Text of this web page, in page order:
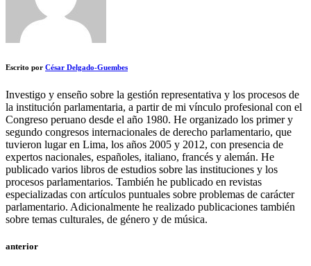
Escrito por César Delgado-Guembes
Investigo y enseño sobre la gestión representativa y los procesos de
la institución parlamentaria, a partir de mi vínculo profesional con el
Congreso peruano desde el año 1980. He organizado los primer y
segundo congresos internacionales de derecho parlamentario, que
tuvieron lugar en Lima, los años 2005 y 2012, con presencia de
expertos nacionales, españoles, italiano, francés y alemán. He
publicado varios libros de estudios sobre las instituciones y los
procesos parlamentarios. También he publicado en revistas
especializadas con artículos puntuales sobre problemas de carácter
parlamentario. Adicionalmente he realizado publicaciones también
sobre temas culturales, de género y de música.
anterior